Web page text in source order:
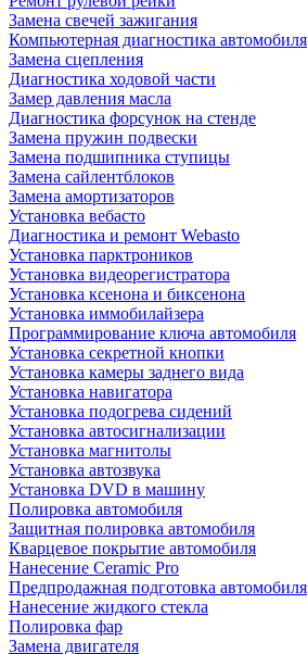
Замена свечей зажигания
Компьютерная диагностика автомобиля
Замена сцепления
Диагностика ходовой части
Замер давления масла
Диагностика форсунок на стенде
Замена пружин подвески
Замена подшипника ступицы
Замена сайлентблоков
Замена амортизаторов
Установка вебасто
Диагностика и ремонт Webasto
Установка парктроников
Установка видеорегистратора
Установка ксенона и биксенона
Установка иммобилайзера
Программирование ключа автомобиля
Установка секретной кнопки
Установка камеры заднего вида
Установка навигатора
Установка подогрева сидений
Установка автосигнализации
Установка магнитолы
Установка автозвука
Установка DVD в машину
Полировка автомобиля
Защитная полировка автомобиля
Кварцевое покрытие автомобиля
Нанесение Ceramic Pro
Предпродажная подготовка автомобиля
Нанесение жидкого стекла
Полировка фар
Замена двигателя